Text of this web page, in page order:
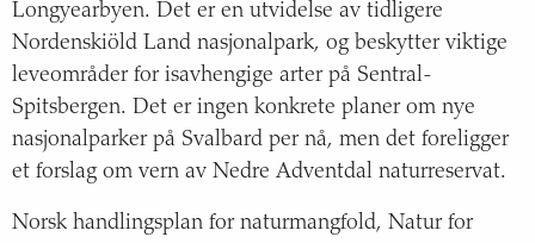
Longyearbyen. Det er en utvidelse av tidligere
Nordenskiöld Land nasjonalpark, og beskytter viktige
leveområder for isavhengige arter på Sentral-
Spitsbergen. Det er ingen konkrete planer om nye
nasjonalparker på Svalbard per nå, men det foreligger
et forslag om vern av Nedre Adventdal naturreservat.
Norsk handlingsplan for naturmangfold, Natur for